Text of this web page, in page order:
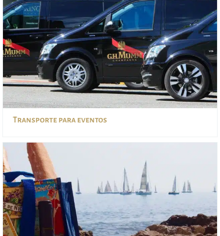
Transporte para eventos